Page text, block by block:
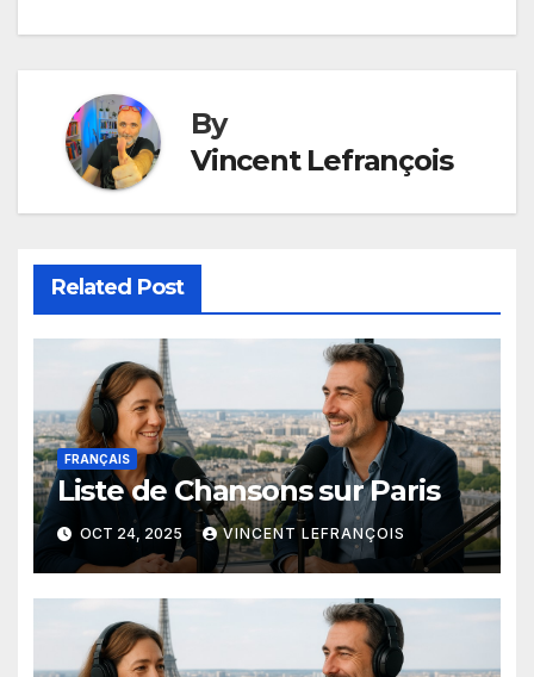
By
Vincent Lefrançois
Related Post
FRANÇAIS
Liste de Chansons sur Paris
OCT 24, 2025 VINCENT LEFRANÇOIS